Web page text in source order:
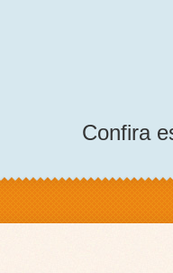
Confira